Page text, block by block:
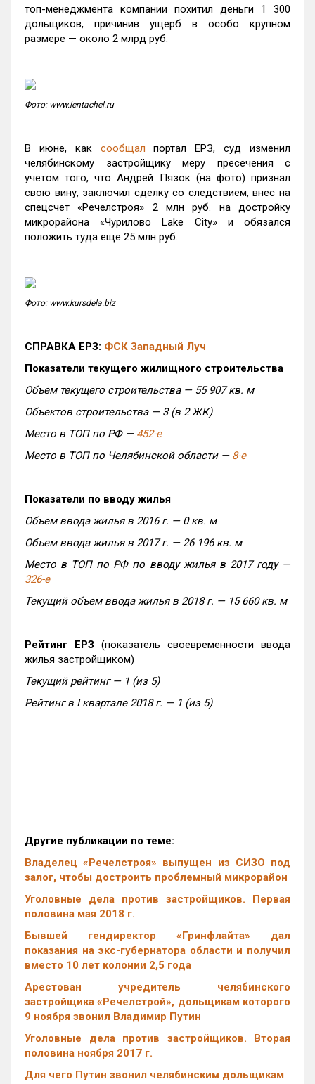
топ-менеджмента компании похитил деньги 1 300
дольщиков, причинив ущерб в особо крупном
размере — около 2 млрд руб.
Фото: www.lentachel.ru
В июне, как сообщал портал ЕРЗ, суд изменил
челябинскому застройщику меру пресечения с
учетом того, что Андрей Пязок (на фото) признал
свою вину, заключил сделку со следствием, внес на
спецсчет «Речелстроя» 2 млн руб. на достройку
микрорайона «Чурилово Lake City» и обязался
положить туда еще 25 млн руб.
Фото: www.kursdela.biz
СПРАВКА ЕРЗ: ФСК Западный Луч
Показатели текущего жилищного строительства
Объем текущего строительства — 55 907 кв. м
Объектов строительства — 3 (в 2 ЖК)
Место в ТОП по РФ — 452-е
Место в ТОП по Челябинской области — 8-е
Показатели по вводу жилья
Объем ввода жилья в 2016 г. — 0 кв. м
Объем ввода жилья в 2017 г. — 26 196 кв. м
Место в ТОП по РФ по вводу жилья в 2017 году —
326-е
Текущий объем ввода жилья в 2018 г. — 15 660 кв. м
Рейтинг ЕРЗ (показатель своевременности ввода
жилья застройщиком)
Текущий рейтинг — 1 (из 5)
Рейтинг в I квартале 2018 г. — 1 (из 5)
Другие публикации по теме:
Владелец «Речелстроя» выпущен из СИЗО под
залог, чтобы достроить проблемный микрорайон
Уголовные дела против застройщиков. Первая
половина мая 2018 г.
Бывшей гендиректор «Гринфлайта» дал
показания на экс-губернатора области и получил
вместо 10 лет колонии 2,5 года
Арестован учредитель челябинского
застройщика «Речелстрой», дольщикам которого
9 ноября звонил Владимир Путин
Уголовные дела против застройщиков. Вторая
половина ноября 2017 г.
Для чего Путин звонил челябинским дольщикам